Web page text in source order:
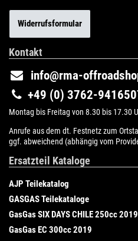
Widerrufsformular
Kontakt
info@rma-
+49 (0) 3762-
Montag bis Freitag von 8.30 bis 17.30
Anrufe aus dem dt. Festnetz zum
ggf. abweichend (abhängig vom
Ersatzteil Kataloge
AJP Teilekatalog
GASGAS Teilekataloge
GasGas SIX DAYS CHILE 250cc 2019
GasGas EC 300cc 2019